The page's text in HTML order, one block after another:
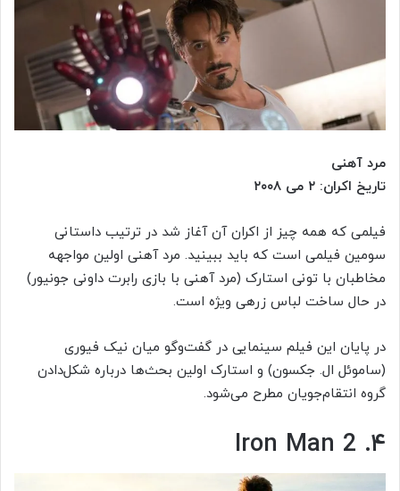
مرد آهنی
تاریخ اکران: ۲ می ۲۰۰۸
فیلمی که همه چیز از اکران آن آغاز شد در ترتیب داستانی
سومین فیلمی است که باید ببینید. مرد آهنی اولین مواجهه
مخاطبان با تونی استارک (مرد آهنی با بازی رابرت داونی جونیور)
در حال ساخت لباس زرهی ویژه است.
در پایان این فیلم سینمایی در گفت‌وگو میان نیک فیوری
(ساموئل ال. جکسون) و استارک اولین بحث‌ها درباره شکل‌دادن
گروه انتقام‌جویان مطرح می‌شود.
۴. Iron Man 2